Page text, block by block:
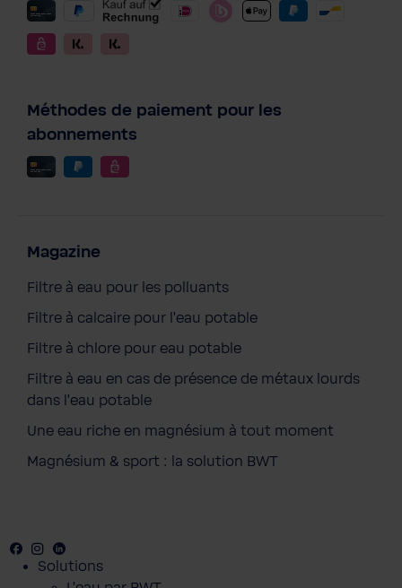
BWT Balanced Alkalized + Magnesium
Mineralized Water lot de 3
Méthodes de paiement pour les
abonnements
Magazine
Filtre à eau pour les polluants
Filtre à calcaire pour l'eau potable
Filtre à chlore pour eau potable
Filtre à eau en cas de présence de métaux lourds
dans l'eau potable
Une eau riche en magnésium à tout moment
Magnésium & sport : la solution BWT
Facebook
YoutubeInstagram
Solutions